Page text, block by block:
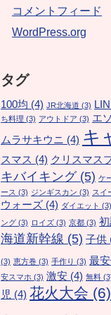
コメントフィード
WordPress.org
タグ
100均 (4) JR北海道 (3)
ち料理 (3) アウトドア (3) エ
ムラサキウニ (4) キ
スマス (4) クリスマス
キバイキング(5) ケ
ース (3) ジンギスカン (3) スイ
ウォーズ (4) ダイエット (3)
ング (3) ロイズ (3) 京都 (3)
海道新幹線 (5) 子供
(3) 恵方巻 (3) 手作り (3) 最
安スマホ (3) 激安 (4) 無料
児 (4) 花火大会 (6)